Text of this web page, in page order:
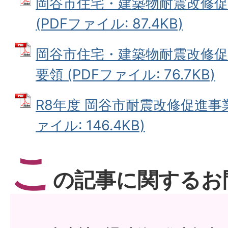
(PDFファイル: 87.4KB)
岡谷市住宅・建築物耐震改修
要領 (PDFファイル: 76.7KB)
R8年度 岡谷市耐震改修促進
ァイル: 146.4KB)
こ の記事に関する